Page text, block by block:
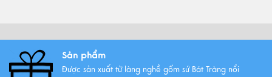
Những mẫu ấm trà gốm Bát
Tràng được ưa chuộng nhất
Sản phẩm
Được sản xuất từ làng nghề gốm sứ Bát Tràng nổi